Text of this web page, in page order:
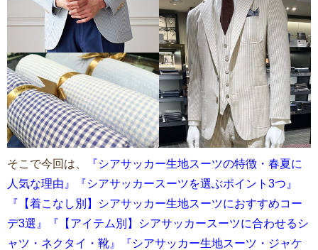
そこで今回は、
『シアサッカー生地スーツの特徴・春夏に
人気な理由』『シアサッカースーツを選ぶポイント3つ』
『【着こなし別】シアサッカー生地スーツにおすすめコー
デ3選』『【アイテム別】シアサッカースーツに合わせるシ
ャツ・ネクタイ・靴』『シアサッカー生地スーツ・ジャケ